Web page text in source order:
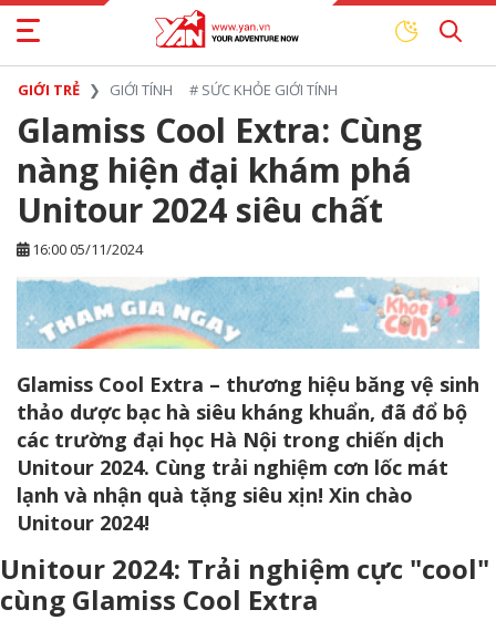
GIỚI TRẺ GIỚI TÍNH # SỨC KHỎE GIỚI TÍNH
Glamiss Cool Extra: Cùng
nàng hiện đại khám phá
Unitour 2024 siêu chất
16:00 05/11/2024
Glamiss Cool Extra – thương hiệu băng vệ sinh
thảo dược bạc hà siêu kháng khuẩn, đã đổ bộ
các trường đại học Hà Nội trong chiến dịch
Unitour 2024. Cùng trải nghiệm cơn lốc mát
lạnh và nhận quà tặng siêu xịn! Xin chào
Unitour 2024!
Unitour 2024: Trải nghiệm cực "cool"
cùng Glamiss Cool Extra